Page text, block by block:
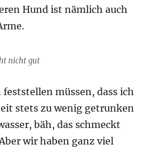
Hund ist nämlich auch
nicht gut
müssen, dass ich
stets zu wenig getrunken
bäh, das schmeckt
wir haben ganz viel